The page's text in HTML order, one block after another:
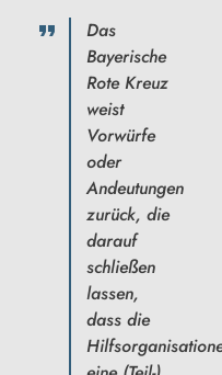
Das
Bayerische
Rote Kreuz
weist
Vorwürfe
oder
Andeutungen
zurück, die
darauf
schließen
lassen,
dass die